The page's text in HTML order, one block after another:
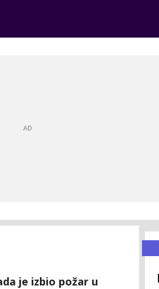
je izbio požar u